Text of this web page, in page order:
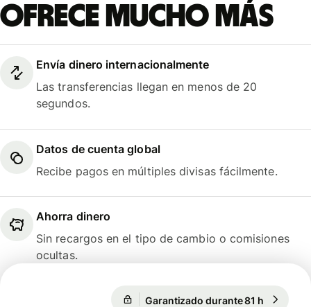
ofrece mucho más
Envía dinero internacionalmente
Las transferencias llegan en menos de 20
segundos.
Datos de cuenta global
Recibe pagos en múltiples divisas fácilmente.
Ahorra dinero
Sin recargos en el tipo de cambio o comisiones
ocultas.
Garantizado durante 81 h